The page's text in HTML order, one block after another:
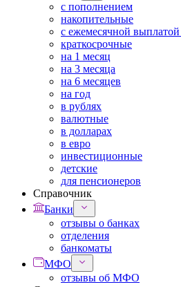
с пополнением
накопительные
с ежемесячной
краткосрочные
на 1 месяц
на 3 месяца
на 6 месяцев
на год
в рублях
валютные
в долларах
в евро
инвестиционные
детские
для пенсионеров
Справочник
Банки
отзывы о банках
отделения
банкоматы
МФО
отзывы об МФО